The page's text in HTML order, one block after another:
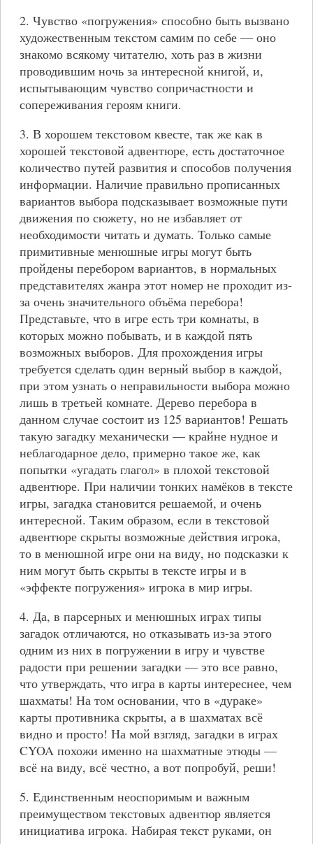
2. Чувство «погружения» способно быть вызвано
художественным текстом самим по себе — оно
знакомо всякому читателю, хоть раз в жизни
проводившим ночь за интересной книгой, и,
испытывающим чувство сопричастности и
сопереживания героям книги.
3. В хорошем текстовом квесте, так же как в
хорошей текстовой адвентюре, есть достаточное
количество путей развития и способов получения
информации. Наличие правильно прописанных
вариантов выбора подсказывает возможные пути
движения по сюжету, но не избавляет от
необходимости читать и думать. Только самые
примитивные менюшные игры могут быть
пройдены перебором вариантов, в нормальных
представителях жанра этот номер не проходит из-
за очень значительного объёма перебора!
Представьте, что в игре есть три комнаты, в
которых можно побывать, и в каждой пять
возможных выборов. Для прохождения игры
требуется сделать один верный выбор в каждой,
при этом узнать о неправильности выбора можно
лишь в третьей комнате. Дерево перебора в
данном случае состоит из 125 вариантов! Решать
такую загадку механически — крайне нудное и
неблагодарное дело, примерно такое же, как
попытки «угадать глагол» в плохой текстовой
адвентюре. При наличии тонких намёков в тексте
игры, загадка становится решаемой, и очень
интересной. Таким образом, если в текстовой
адвентюре скрыты возможные действия игрока,
то в менюшной игре они на виду, но подсказки к
ним могут быть скрыты в тексте игры и в
«эффекте погружения» игрока в мир игры.
4. Да, в парсерных и менюшных играх типы
загадок отличаются, но отказывать из-за этого
одним из них в погружении в игру и чувстве
радости при решении загадки — это все равно,
что утверждать, что игра в карты интереснее, чем
шахматы! На том основании, что в «дураке»
карты противника скрыты, а в шахматах всё
видно и просто! На мой взгляд, загадки в играх
CYOA похожи именно на шахматные этюды —
всё на виду, всё честно, а вот попробуй, реши!
5. Единственным неоспоримым и важным
преимуществом текстовых адвентюр является
инициатива игрока. Набирая текст руками, он